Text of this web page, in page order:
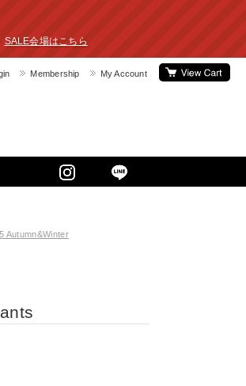
SALE会場はこちら
My Account
Membership
Autumn&Winter